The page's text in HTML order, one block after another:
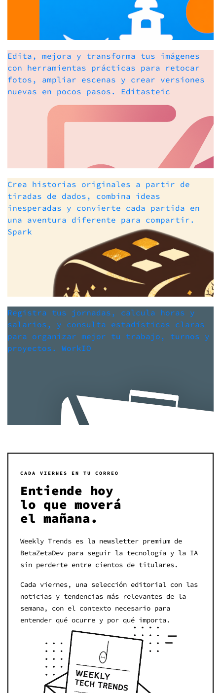
Edita, mejora y transforma tus imágenes
con herramientas prácticas para retocar
fotos, ampliar escenas y crear versiones
nuevas en pocos pasos.
Editasteic
Crea historias originales a partir de
tiradas de dados, combina ideas
inesperadas y convierte cada partida en
una aventura diferente para compartir.
Spark
Registra tus jornadas, calcula horas y
salarios, y consulta estadísticas claras
para organizar mejor tu trabajo, turnos y
proyectos.
WorkIO
CADA VIERNES EN TU CORREO
Entiende hoy
lo que moverá
el mañana.
Weekly Trends es la newsletter premium de
BetaZetaDev para seguir la tecnología y la IA
sin perderte entre cientos de titulares.
Cada viernes, una selección editorial con las
noticias y tendencias más relevantes de la
semana, con el contexto necesario para
entender qué ocurre y por qué importa.